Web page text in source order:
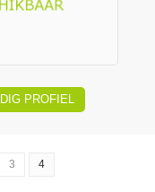
PROFIEL
3 4